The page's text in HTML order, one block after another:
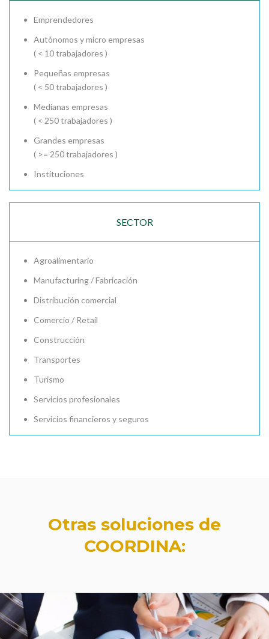
Emprendedores
Autónomos y micro empresas
( < 10 trabajadores )
Pequeñas empresas
( < 50 trabajadores )
Medianas empresas
( < 250 trabajadores )
Grandes empresas
( >= 250 trabajadores )
Instituciones
SECTOR
Agroalimentario
Manufacturing / Fabricación
Distribución comercial
Comercio / Retail
Construcción
Transportes
Turismo
Servicios profesionales
Servicios financieros y seguros
Otras soluciones de
COORDINA: